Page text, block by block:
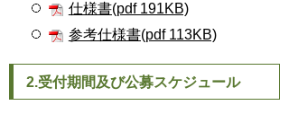
仕様書(pdf 191KB)
参考仕様書(pdf 113KB)
2.受付期間及び公募スケジュール